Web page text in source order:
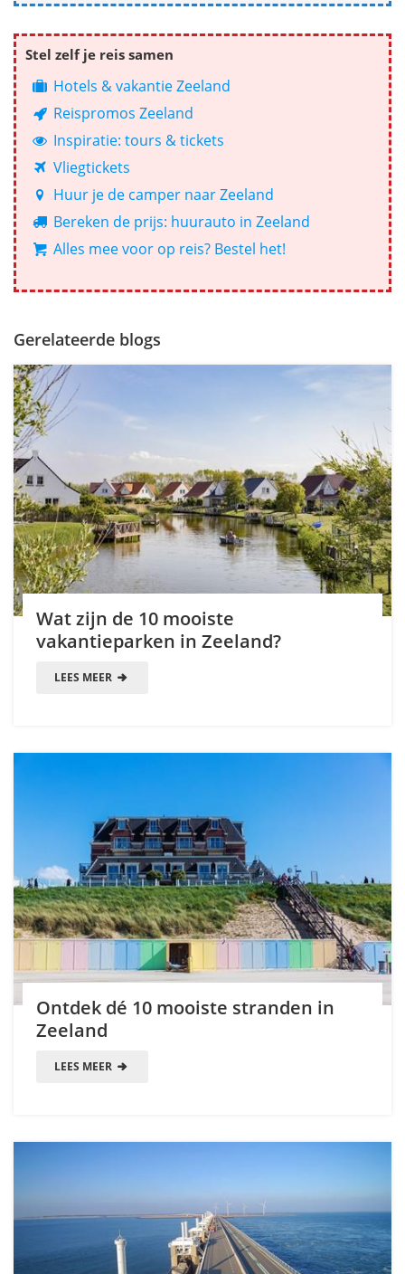
Stel zelf je reis samen
Hotels & vakantie Zeeland
Reispromos Zeeland
Inspiratie: tours & tickets
Vliegtickets
Huur je de camper naar Zeeland
Bereken de prijs: huurauto in Zeeland
Alles mee voor op reis? Bestel het!
Gerelateerde blogs
Wat zijn de 10 mooiste
vakantieparken in Zeeland?
LEES MEER
Ontdek dé 10 mooiste stranden in
Zeeland
LEES MEER